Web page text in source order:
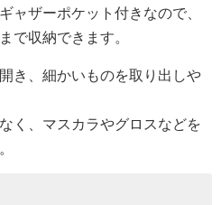
ャザーポケット付きなので、
で収納できます。
き、細かいものを取り出しや
く、マスカラやグロスなどを